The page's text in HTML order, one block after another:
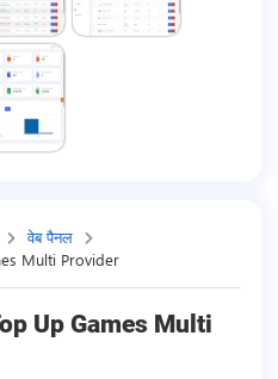
वेब पैनल
Multi Provider
Up Games Multi